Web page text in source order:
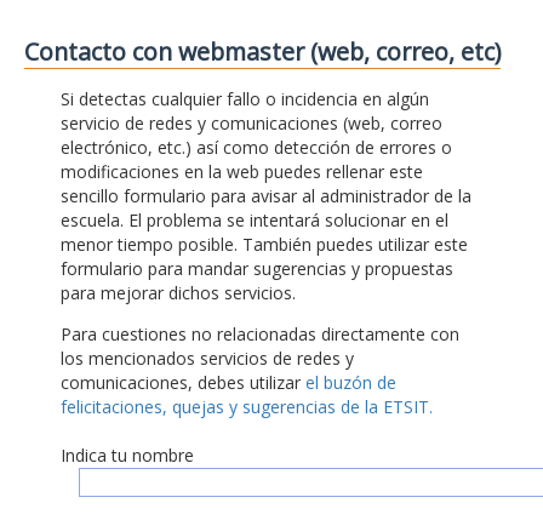
Contacto con webmaster (web, correo, etc)
Si detectas cualquier fallo o incidencia en algún
servicio de redes y comunicaciones (web, correo
electrónico, etc.) así como detección de errores o
modificaciones en la web puedes rellenar este
sencillo formulario para avisar al administrador de la
escuela. El problema se intentará solucionar en el
menor tiempo posible. También puedes utilizar este
formulario para mandar sugerencias y propuestas
para mejorar dichos servicios.
Para cuestiones no relacionadas directamente con
los mencionados servicios de redes y
comunicaciones, debes utilizar el buzón de
felicitaciones, quejas y sugerencias de la ETSIT.
Indica tu nombre